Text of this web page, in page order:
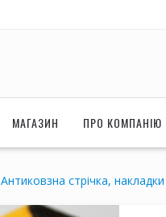
МАГАЗИН ПРО КОМПАНІЮ
Антиковзна стрічка,